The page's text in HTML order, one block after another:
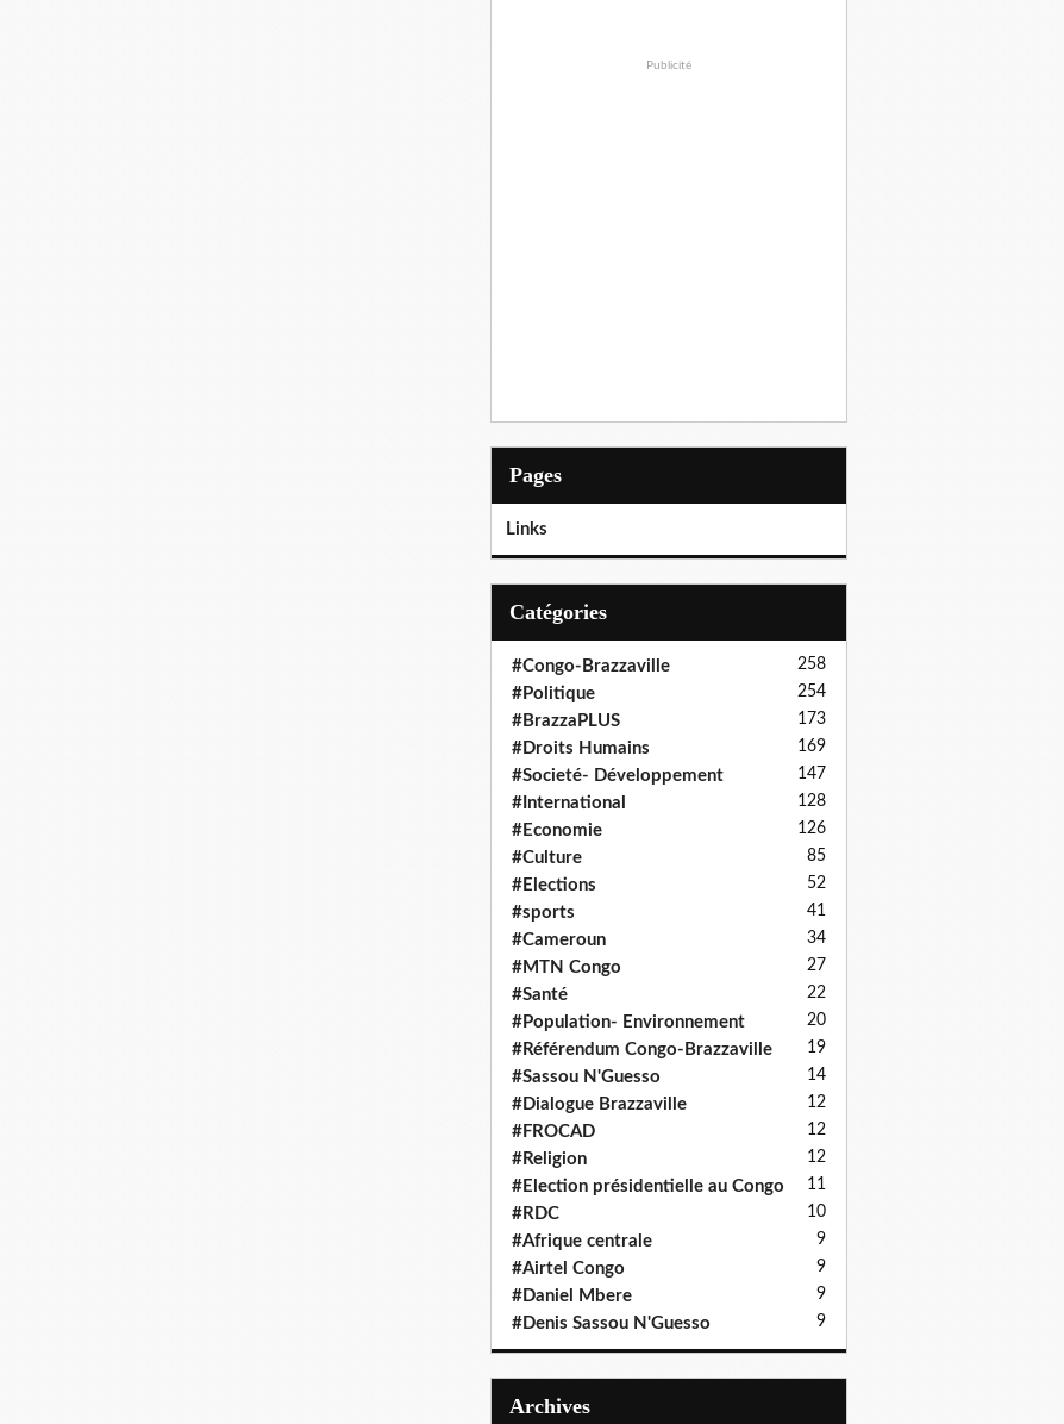
Publicité
Pages
Links
Catégories
#Congo-Brazzaville 258
#Politique 254
#BrazzaPLUS 173
#Droits Humains 169
#Societé- Développement 147
#International 128
#Economie 126
#Culture 85
#Elections 52
#sports 41
#Cameroun 34
#MTN Congo 27
#Santé 22
#Population- Environnement 20
#Référendum Congo-Brazzaville 19
#Sassou N'Guesso 14
#Dialogue Brazzaville 12
#FROCAD 12
#Religion 12
#Election présidentielle au Congo 11
#RDC 10
#Afrique centrale 9
#Airtel Congo 9
#Daniel Mbere 9
#Denis Sassou N'Guesso 9
Archives